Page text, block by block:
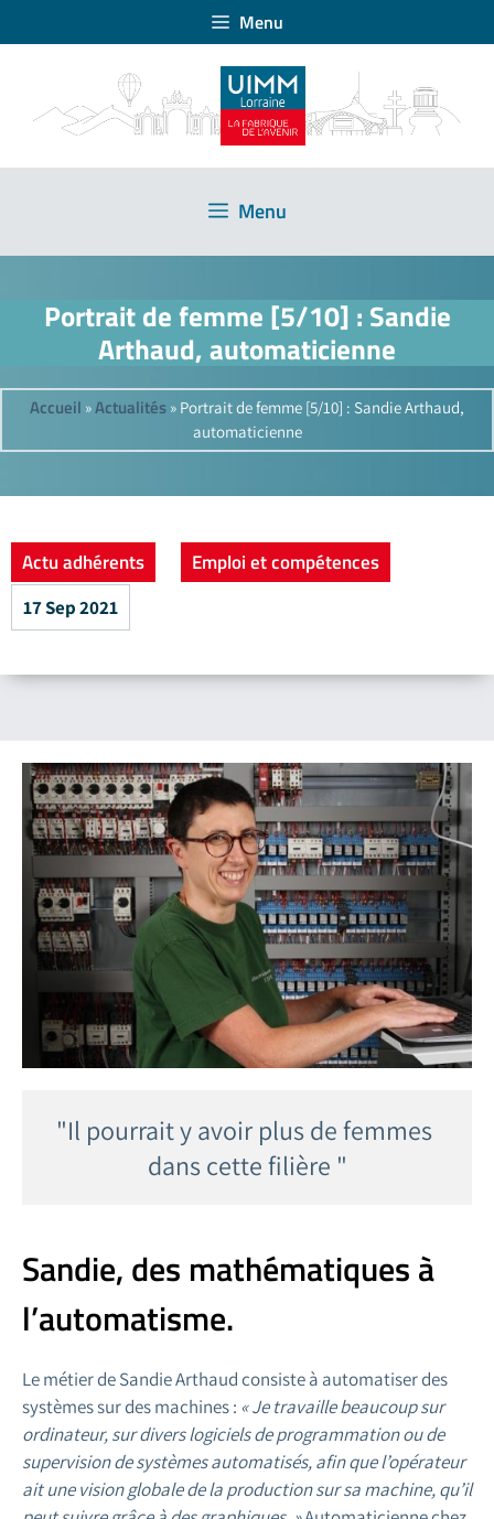
Menu
Menu
Portrait de femme [5/10] : Sandie
Arthaud, automaticienne
Accueil »Actualités » Portrait de femme [5/10] : Sandie Arthaud,
automaticienne
Actu adhérents Emploi et compétences
17 Sep 2021
"Il pourrait y avoir plus de femmes
dans cette filière "
Sandie, des mathématiques à
l’automatisme.
Le métier de Sandie Arthaud consiste à automatiser des
systèmes sur des machines : « Je travaille beaucoup sur
ordinateur, sur divers logiciels de programmation ou de
supervision de systèmes automatisés, afin que l’opérateur
ait une vision globale de la production sur sa machine, qu’il